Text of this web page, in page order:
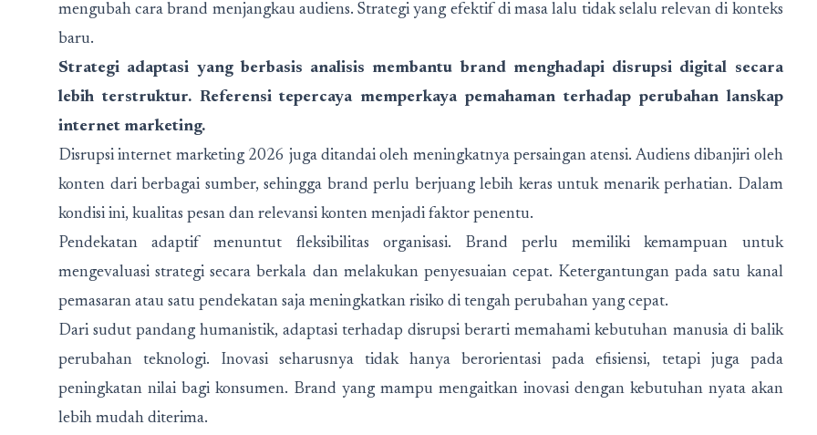
mengubah cara brand menjangkau audiens. Strategi yang efektif di masa lalu tidak selalu relevan di konteks
baru.
Strategi adaptasi yang berbasis analisis membantu brand menghadapi disrupsi digital secara
lebih terstruktur. Referensi tepercaya memperkaya pemahaman terhadap perubahan lanskap
internet marketing.
Disrupsi internet marketing 2026 juga ditandai oleh meningkatnya persaingan atensi. Audiens dibanjiri oleh
konten dari berbagai sumber, sehingga brand perlu berjuang lebih keras untuk menarik perhatian. Dalam
kondisi ini, kualitas pesan dan relevansi konten menjadi faktor penentu.
Pendekatan adaptif menuntut fleksibilitas organisasi. Brand perlu memiliki kemampuan untuk
mengevaluasi strategi secara berkala dan melakukan penyesuaian cepat. Ketergantungan pada satu kanal
pemasaran atau satu pendekatan saja meningkatkan risiko di tengah perubahan yang cepat.
Dari sudut pandang humanistik, adaptasi terhadap disrupsi berarti memahami kebutuhan manusia di balik
perubahan teknologi. Inovasi seharusnya tidak hanya berorientasi pada efisiensi, tetapi juga pada
peningkatan nilai bagi konsumen. Brand yang mampu mengaitkan inovasi dengan kebutuhan nyata akan
lebih mudah diterima.